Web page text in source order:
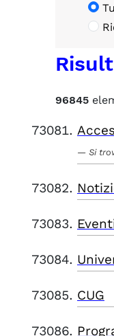
96845
Si
CUG